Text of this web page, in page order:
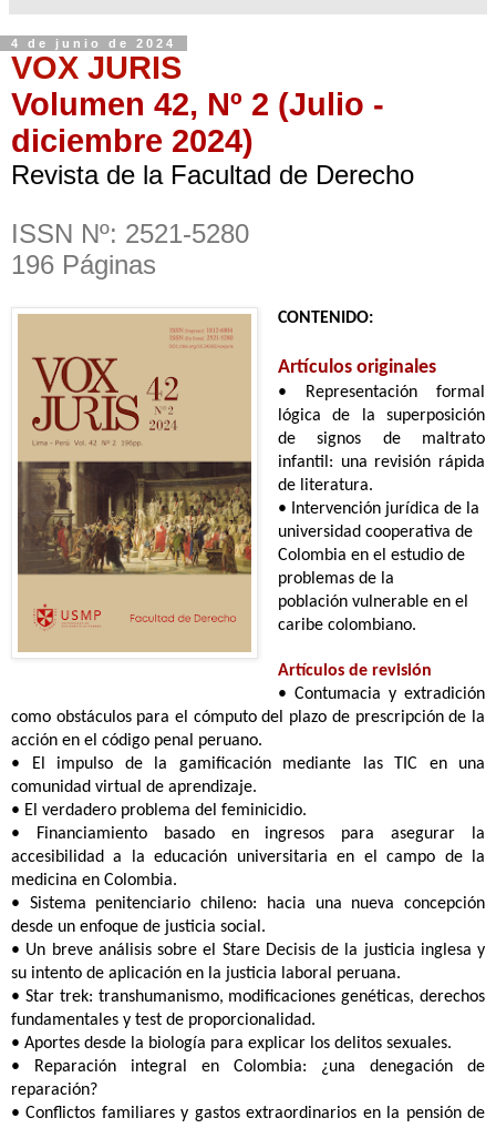
4 de junio de 2024
VOX JURIS
Volumen 42, Nº 2 (Julio -
diciembre 2024)
Revista de la Facultad de Derecho
ISSN Nº: 2521-5280
196 Páginas
CONTENIDO:
Artículos originales
•
Representación formal
lógica de la superposición
de signos de maltrato
infantil: una revisión rápida
de literatura.
• Intervención jurídica de la
universidad cooperativa de
Colombia en el estudio de
problemas de la
población vulnerable en el
caribe colombiano.
Artículos de revisión
• Contumacia y extradición
como obstáculos para el cómputo del plazo de prescripción de la
acción en el código penal peruano.
• El impulso de la gamificación mediante las TIC en una
comunidad virtual de aprendizaje.
• El verdadero problema del feminicidio.
• Financiamiento basado en ingresos para asegurar la
accesibilidad a la educación universitaria en el campo de la
medicina en Colombia.
• Sistema penitenciario chileno: hacia una nueva concepción
desde un enfoque de justicia social.
• Un breve análisis sobre el Stare Decisis de la justicia inglesa y
su intento de aplicación en la justicia laboral peruana.
• Star trek: transhumanismo, modificaciones genéticas, derechos
fundamentales y test de proporcionalidad.
• Aportes desde la biología para explicar los delitos sexuales.
• Reparación integral en Colombia: ¿una denegación de
reparación?
• Conflictos familiares y gastos extraordinarios en la pensión de